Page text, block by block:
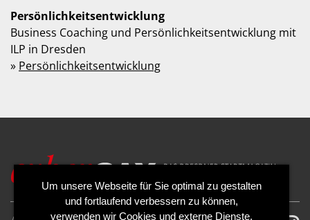
Persönlichkeitsentwicklung
Business Coaching und Persönlichkeitsentwicklung mit
ILP in Dresden
» Persönlichkeitsentwicklung
Um unsere Webseite für Sie optimal zu gestalten
und fortlaufend verbessern zu können,
verwenden wir Cookies und externe Dienste.